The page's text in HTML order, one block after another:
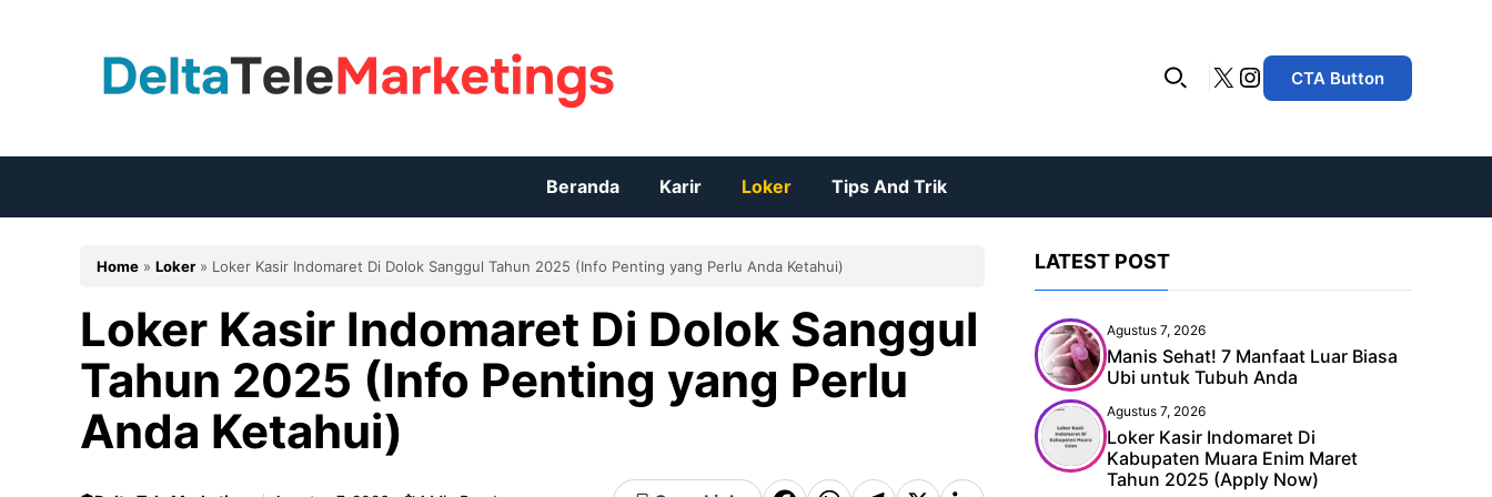
X Instagram
CTA Button
Beranda Karir Loker Tips And Trik
Home » Loker » Loker Kasir Indomaret Di Dolok Sanggul Tahun 2025 (Info Penting yang Perlu Anda Ketahui)
Loker Kasir Indomaret Di Dolok Sanggul
Tahun 2025 (Info Penting yang Perlu
Anda Ketahui)
LATEST POST
Agustus 7, 2026
Manis Sehat! 7 Manfaat Luar Biasa
Ubi untuk Tubuh Anda
Agustus 7, 2026
Loker Kasir Indomaret Di
Kabupaten Muara Enim Maret
Tahun 2025 (Apply Now)